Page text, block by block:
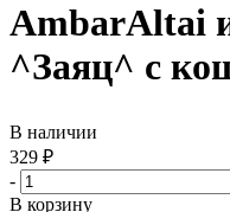
AmbarAltai
^Заяц^ с
В наличии
329 ₽
-
В корзину